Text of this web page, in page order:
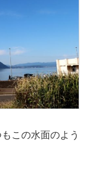
この水面のよう